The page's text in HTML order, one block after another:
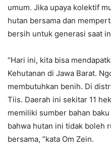
umum. Jika upaya kolektif
hutan bersama dan
bersih untuk generasi saat
“Hari ini, kita bisa
Kehutanan di Jawa Barat.
membutuhkan benih. Di
Tiis. Daerah ini sekitar 11
memiliki sumber bahan
bahwa hutan ini tidak boleh
bersama, ”kata Om Zein.